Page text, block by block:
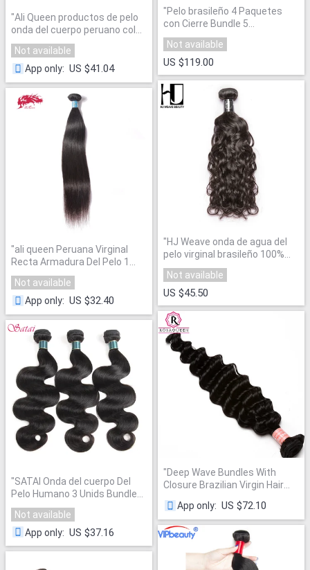
"Ali Queen productos de pelo
onda del cuerpo peruano color
natural del pelo virginal 10 "a
28" 1 unidades 100% humano
paquetes de pelo"
Not available
App only: US $41.04
"ali queen Peruana Virginal
Recta Armadura Del Pelo 1
Unidades"
Not available
App only: US $32.40
"SATAI Onda del cuerpo Del
Pelo Humano 3 Unids Bundles
Pelo Peruano No
Not available
App only: US $37.16
"Pelo brasileño 4 Paquetes
con Cierre Bundle 5
Unids/lote"
Not available
US $119.00
"HJ Weave onda de agua del
pelo virginal brasileño 100%
manojos de cabello humano
Color Natural del envío libre
Not available
US $45.50
"Deep Wave Bundles With
Closure Brazilian Virgin Hair
Bundles With Closure Dolago
Hair Curly Products"
App only: US $72.10